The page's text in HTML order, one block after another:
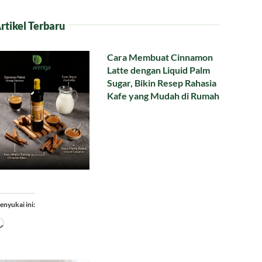
Terbaru
Cara Membuat Cinnamon
Latte dengan Liquid Palm
Sugar, Bikin Resep Rahasia
Kafe yang Mudah di Rumah
ini:
Memuat...